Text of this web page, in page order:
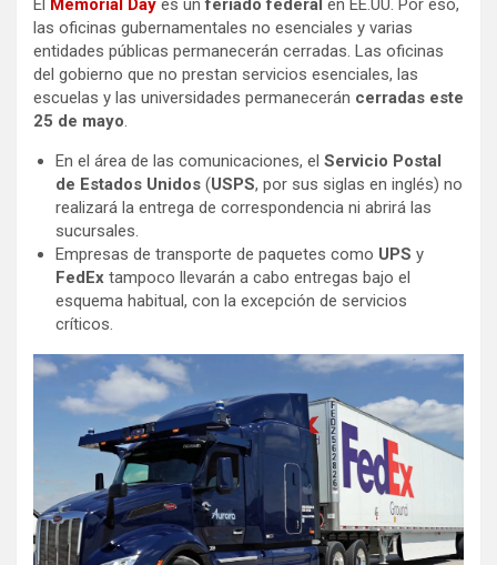
El Memorial Day es unferiado federal en EE.UU. Por eso,
las oficinas gubernamentales no esenciales y varias
entidades públicas permanecerán cerradas. Las oficinas
del gobierno que no prestan servicios esenciales, las
escuelas y las universidades permanecerán cerradas este
25 de mayo.
En el área de las comunicaciones, el Servicio Postal
de Estados Unidos (USPS, por sus siglas en inglés) no
realizará la entrega de correspondencia ni abrirá las
sucursales.
Empresas de transporte de paquetes como UPS y
FedEx tampoco llevarán a cabo entregas bajo el
esquema habitual, con la excepción de servicios
críticos.